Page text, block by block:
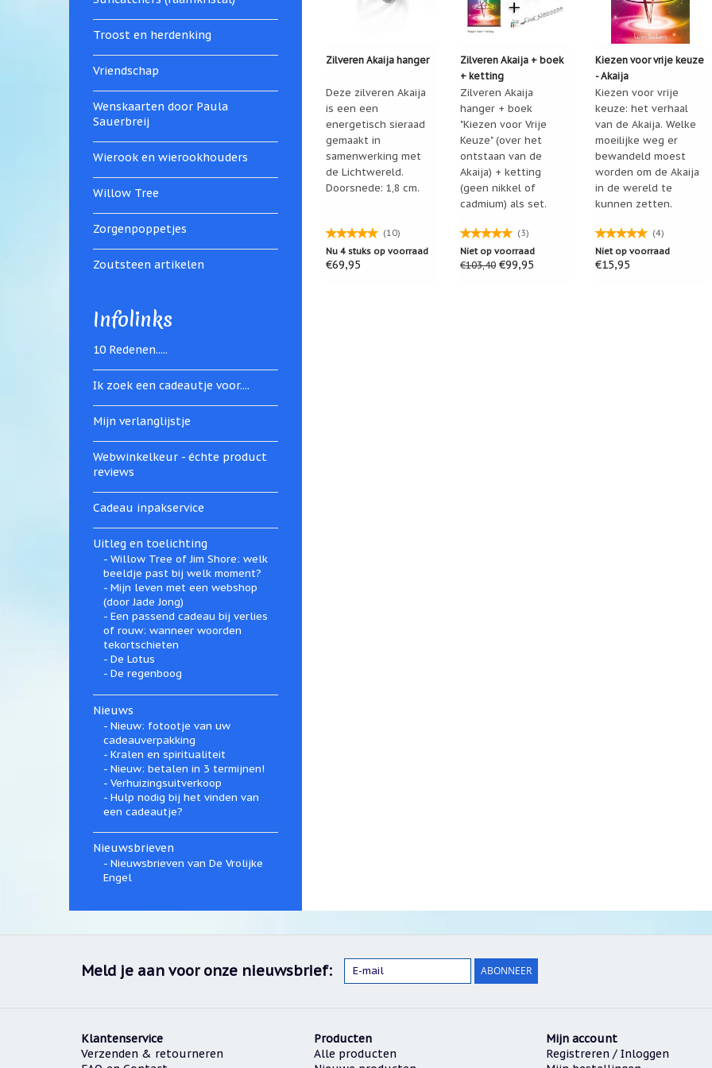
Troost en herdenking
Vriendschap
Wenskaarten door Paula
Sauerbreij
Wierook en wierookhouders
Willow Tree
Zorgenpoppetjes
Zoutsteen artikelen
Infolinks
10 Redenen.....
Ik zoek een cadeautje voor....
Mijn verlanglijstje
Webwinkelkeur - échte product
reviews
Cadeau inpakservice
Uitleg en toelichting
Willow Tree of Jim Shore: welk
beeldje past bij welk moment?
Mijn leven met een webshop
(door Jade Jong)
Een passend cadeau bij verlies
of rouw: wanneer woorden
tekortschieten
De Lotus
De regenboog
Nieuws
Nieuw: fotootje van uw
cadeauverpakking
Kralen en spiritualiteit
Nieuw: betalen in 3 termijnen!
Verhuizingsuitverkoop
Hulp nodig bij het vinden van
een cadeautje?
Nieuwsbrieven
Nieuwsbrieven van De Vrolijke
Engel
Zilveren Akaija hanger
Deze zilveren Akaija
is een een
energetisch sieraad
gemaakt in
samenwerking met
de Lichtwereld.
Doorsnede: 1,8 cm.
(10)
Nu 4 stuks op voorraad
€69,95
Zilveren Akaija + boek
+ ketting
Zilveren Akaija
hanger + boek
"Kiezen voor Vrije
Keuze" (over het
ontstaan van de
Akaija) + ketting
(geen nikkel of
cadmium) als set.
(3)
Niet op voorraad
€103,40 €99,95
Kiezen voor vrije keuze
- Akaija
Kiezen voor vrije
keuze: het verhaal
van de Akaija. Welke
moeilijke weg er
bewandeld moest
worden om de Akaija
in de wereld te
kunnen zetten.
(4)
Niet op voorraad
€15,95
Meld je aan voor onze nieuwsbrief: ABONNEER
Klantenservice
Verzenden & retourneren
Producten
Alle producten
Mijn account
Registreren / Inloggen